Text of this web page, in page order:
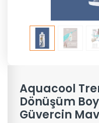
Aquacool
Dönüşüm
Güvercin